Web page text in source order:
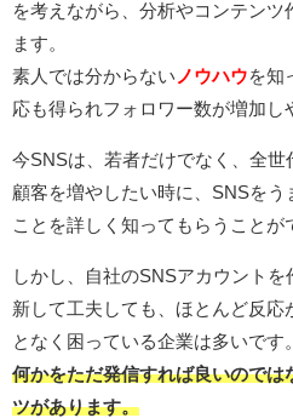
を考えながら、分析やコンテン
ます。
素人では分からない ノウハウ を知
応も得られフォロワー数が増加し
今SNSは、若者だけでなく、全世
顧客を増やしたい時に、SNSを
ことを詳しく知ってもらうことが
しかし、自社のSNSアカウント
新して工夫しても、ほとんど反応
となく困っている企業は多いです。
何かをただ発信すれば良いのでは
ツがあります。